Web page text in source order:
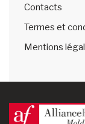
Contacts
Termes et
Mentions